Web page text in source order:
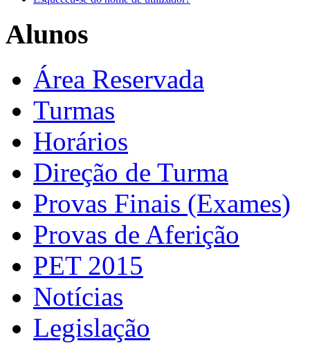
Alunos
Área Reservada
Turmas
Horários
Direção de Turma
Provas Finais (Exames)
Provas de Aferição
PET 2015
Notícias
Legislação